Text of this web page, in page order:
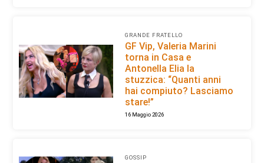
GRANDE FRATELLO
GF Vip, Valeria Marini
torna in Casa e
Antonella Elia la
stuzzica: “Quanti anni
hai compiuto? Lasciamo
stare!”
16 Maggio 2026
GOSSIP